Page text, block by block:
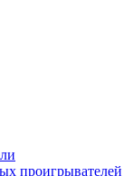
проигрывателей